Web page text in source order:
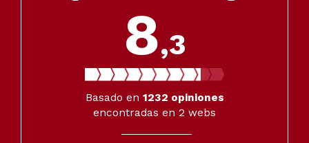
8,3
Basado en 1232 opiniones
encontradas en 2 webs